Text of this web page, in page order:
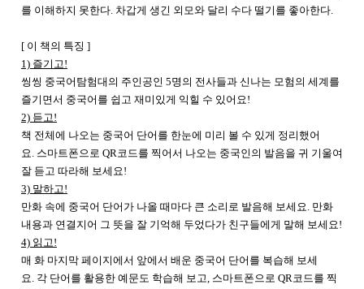
를 이해하지 못한다. 차갑게 생긴 외모와 달리 수다 떨기를 좋아한다.
[ 이 책의 특징 ]
1) 즐기고!
씽씽 중국어탐험대의 주인공인 5명의 전사들과 신나는 모험의 세계를
즐기면서 중국어를 쉽고 재미있게 익힐 수 있어요!
2) 듣고!
책 전체에 나오는 중국어 단어를 한눈에 미리 볼 수 있게 정리했어
요. 스마트폰으로 QR코드를 찍어서 나오는 중국인의 발음을 귀 기울여
잘 듣고 따라해 보세요!
3) 말하고!
만화 속에 중국어 단어가 나올 때마다 큰 소리로 발음해 보세요. 만화
내용과 연결지어 그 뜻을 잘 기억해 두었다가 친구들에게 말해 보세요!
4) 읽고!
매 화 마지막 페이지에서 앞에서 배운 중국어 단어를 복습해 보세
요. 각 단어를 활용한 예문도 학습해 보고, 스마트폰으로 QR코드를 찍